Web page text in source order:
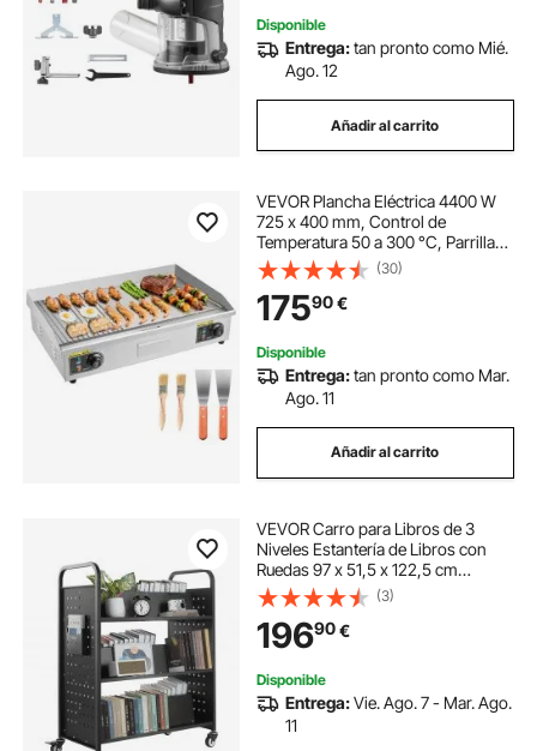
Disponible
Entrega:tan pronto como Mié.
Ago. 12
Añadir al carrito
VEVOR Plancha Eléctrica 4400 W
725 x 400 mm, Control de
Temperatura 50 a 300 °C, Parrilla
de Encimera de Acero Inoxidable
con Superficie Plana, 4
Almohadillas para los Pies, para
Carne y Panqueques
(30)
17590€
Disponible
Entrega:tan pronto como Mar.
Ago. 11
Añadir al carrito
VEVOR Carro para Libros de 3
Niveles Estantería de Libros con
Ruedas 97 x 51,5 x 122,5 cm
Estante de Almacenamiento en
Forma de W Doble Cara Carro
Rodante para Biblioteca, Oficina,
Escuela, Negro
(3)
19690€
Disponible
Entrega:Vie. Ago. 7 - Mar. Ago.
11